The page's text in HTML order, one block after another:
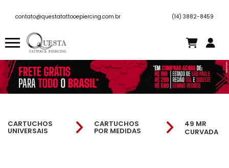
contato@questatattooepiercing.com.br (14) 3882-8459
CARTUCHOS
UNIVERSAIS
CARTUCHOS
POR MEDIDAS
49 MR
CURVADA